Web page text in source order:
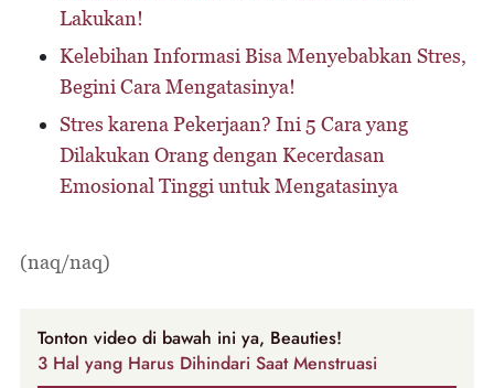
Lakukan!
Kelebihan Informasi Bisa Menyebabkan Stres,
Begini Cara Mengatasinya!
Stres karena Pekerjaan? Ini 5 Cara yang
Dilakukan Orang dengan Kecerdasan
Emosional Tinggi untuk Mengatasinya
(naq/naq)
Tonton video di bawah ini ya, Beauties!
3 Hal yang Harus Dihindari Saat Menstruasi